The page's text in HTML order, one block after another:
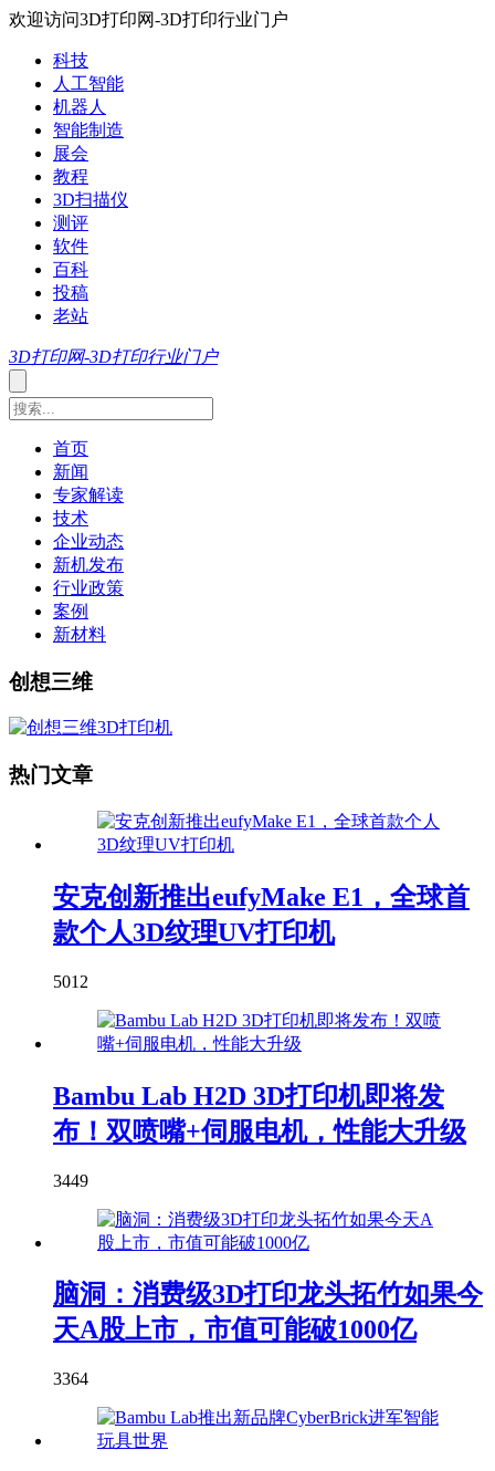
欢迎访问3D打印网-3D打印行业门户
科技
人工智能
机器人
智能制造
展会
教程
3D扫描仪
测评
软件
百科
投稿
老站
3D打印网-3D打印行业门户
首页
新闻
专家解读
技术
企业动态
新机发布
行业政策
案例
新材料
创想三维
热门文章
安克创新推出eufyMake E1，全球首
款个人3D纹理UV打印机
5012
Bambu Lab H2D 3D打印机即将发
布！双喷嘴+伺服电机，性能大升级
3449
脑洞：消费级3D打印龙头拓竹如果今
天A股上市，市值可能破1000亿
3364